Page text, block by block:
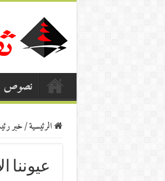
نصوص
الرئيسية/خبر
عيوننا